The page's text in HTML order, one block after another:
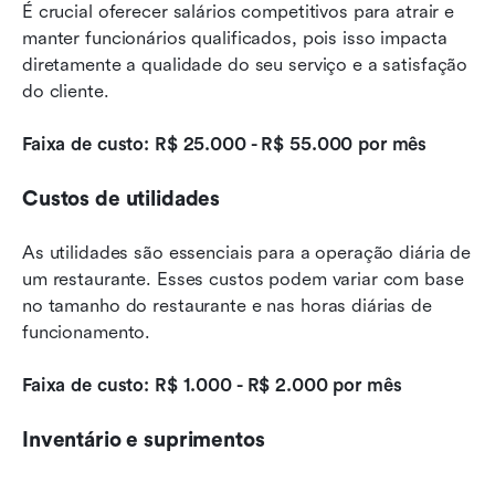
É crucial oferecer salários competitivos para atrair e
manter funcionários qualificados, pois isso impacta
diretamente a qualidade do seu serviço e a satisfação
do cliente.
Faixa de custo: R$ 25.000 - R$ 55.000 por mês
Custos de utilidades
As utilidades são essenciais para a operação diária de
um restaurante. Esses custos podem variar com base
no tamanho do restaurante e nas horas diárias de
funcionamento.
Faixa de custo: R$ 1.000 - R$ 2.000 por mês
Inventário e suprimentos